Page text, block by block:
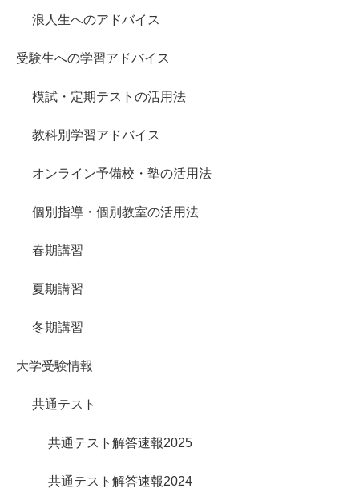
浪人生へのアドバイス
受験生への学習アドバイス
模試・定期テストの活用法
教科別学習アドバイス
オンライン予備校・塾の活用法
個別指導・個別教室の活用法
春期講習
夏期講習
冬期講習
大学受験情報
共通テスト
共通テスト解答速報2025
共通テスト解答速報2024